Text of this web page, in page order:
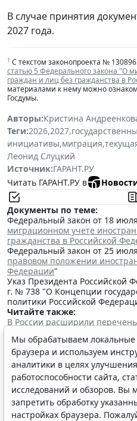
В случае принятия
2027 года.
1 С текстом законопроекта №
статью 5 Федерального закона "О
граждан и лиц без гражданства в
материалами к нему можно
Госдумы.
Авторы:Кристина
Теги:2026,2027,
инициативы,миграция,
Леонид Слуцкий
Источник:ГАРАНТ.РУ
Читать ГАРАНТ.РУ в
Документы по теме:
Федеральный закон от 18
миграционном учете
гражданства в Российской
Федеральный закон от 25
правовом положении
Федерации"
Указ Президента Российской
г. № 738 "О Концепции
политики Российской
Читайте также:
В России расширили
Мигрантов с судимостью за
права на прием в гражданство
Данные об иностранных
нахождение в РФ попадают в
Президент утвердил
требованиях к трудовым
Мы обрабатываем
браузера и используем
аналитики в целях
работоспособности сайта,
исследований и обзоров. Вы
запретить обработку
настройках браузера.